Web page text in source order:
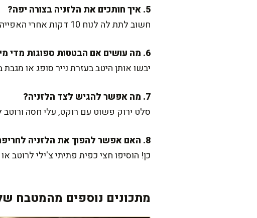
5. איך חותכים את הלזניה בצורה יפה?
חשוב לתת לה לנוח 10 דקות אחרי האפייה כדי שהשכבות יתייצבו. השתמשו בסכין חדה וקצת שמנו אותה כדי לחתוך בקלות.
6. מה עושים אם הבטטות ספוגות מדי מים?
יבשו אותן היטב בעזרת נייר סופג או
7. מה אפשר להגיש לצד הלזניה?
סלט ירוק פשוט עם רוקט, עלי חסה ורוטב
8. האם אפשר להפוך את הלזניה לחריפה?
כן! הוסיפו חצי כפית פתיתי צ'ילי לרוטב
מתכונים נוספים מהמטבח